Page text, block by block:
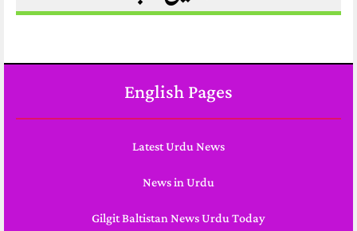
English Pages
Latest Urdu News
News in Urdu
Gilgit Baltistan News Urdu Today